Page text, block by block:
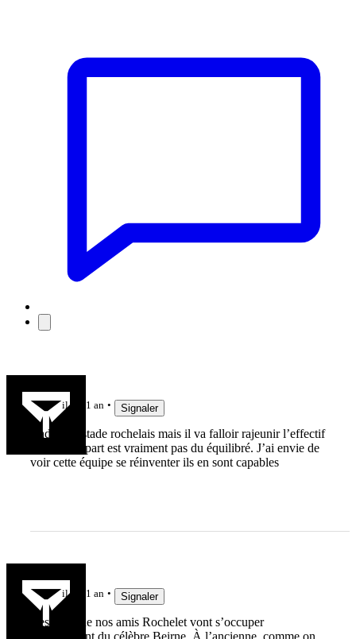
il y a 1 an Signaler
J’adore le stade rochelais mais il va falloir rajeunir l’effectif
le 15 de départ est vraiment pas du équilibré. J’ai envie de
voir cette équipe se réinventer ils en sont capables
il y a 1 an Signaler
J’espère que nos amis Rochelet vont s’occuper
correctement du célèbre Beirne, À l’ancienne, comme on